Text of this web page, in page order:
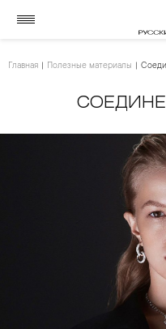
Главная Полезные материалы